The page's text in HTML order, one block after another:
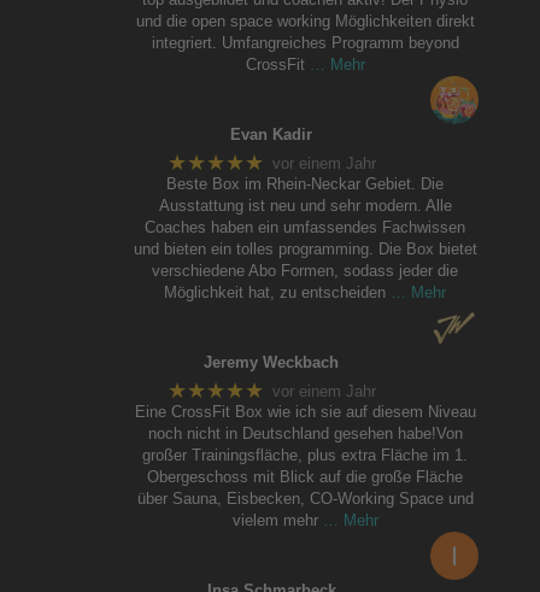
und die open space working Möglichkeiten direkt
integriert. Umfangreiches Programm beyond
CrossFit
… Mehr
Evan Kadir
★★★★★ vor einem Jahr
Beste Box im Rhein-Neckar Gebiet. Die
Ausstattung ist neu und sehr modern. Alle
Coaches haben ein umfassendes Fachwissen
und bieten ein tolles programming. Die Box bietet
verschiedene Abo Formen, sodass jeder die
Möglichkeit hat, zu entscheiden … Mehr
Jeremy Weckbach
★★★★★ vor einem Jahr
Eine CrossFit Box wie ich sie auf diesem Niveau
noch nicht in Deutschland gesehen habe!Von
großer Trainingsfläche, plus extra Fläche im 1.
Obergeschoss mit Blick auf die große Fläche
über Sauna, Eisbecken, CO-Working Space und
vielem mehr … Mehr